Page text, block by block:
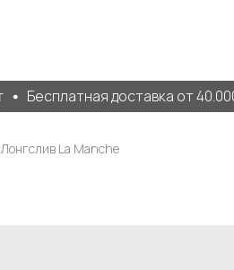
Бесплатная доставка от
Лонгслив La Manche